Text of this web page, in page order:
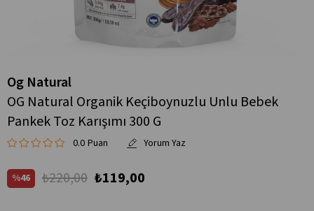
Og Natural
OG Natural Organik Keçiboynuzlu Unlu Bebek
Pankek Toz Karışımı 300 G
0.0
46 ₺220,00 ₺119,00